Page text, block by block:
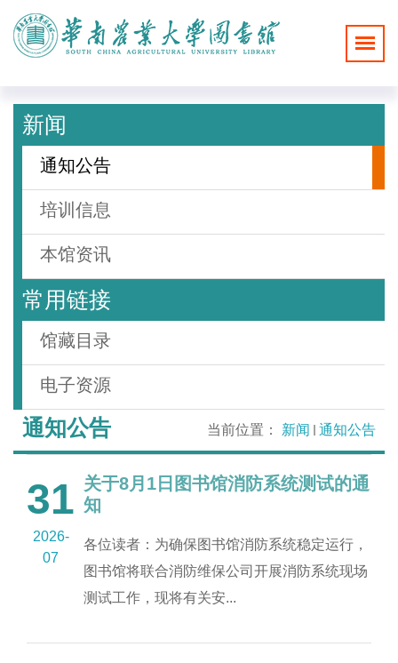
新闻
通知公告
培训信息
本馆资讯
常用链接
馆藏目录
电子资源
当前位置： 新闻 通知公告
通知公告
31
2026-
07
关于8月1日图书馆消防系统测试的通
知
各位读者：为确保图书馆消防系统稳定运行，
图书馆将联合消防维保公司开展消防系统现场
测试工作，现将有关安...